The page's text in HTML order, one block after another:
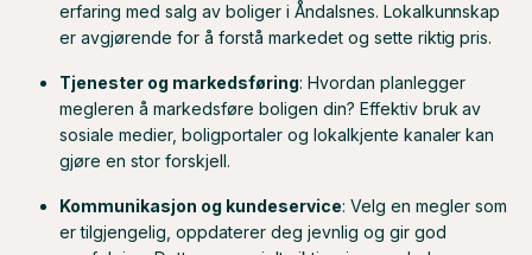
erfaring med salg av boliger i Åndalsnes. Lokalkunnskap
er avgjørende for å forstå markedet og sette riktig pris.
Tjenester og markedsføring: Hvordan planlegger
megleren å markedsføre boligen din? Effektiv bruk av
sosiale medier, boligportaler og lokalkjente kanaler kan
gjøre en stor forskjell.
Kommunikasjon og kundeservice: Velg en megler som
er tilgjengelig, oppdaterer deg jevnlig og gir god